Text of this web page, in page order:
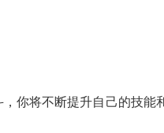
你将不断提升自己的技能